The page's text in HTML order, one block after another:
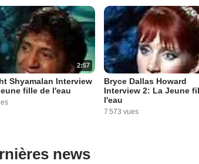
2:57
Shyamalan Interview
fille de l'eau
Bryce Dallas Howard
Interview 2: La Jeune
l'eau
7 573 vues
news